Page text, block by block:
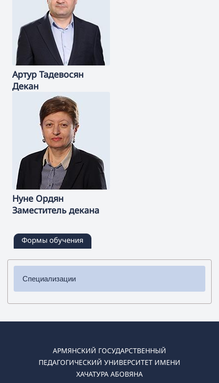
Артур Тадевосян
Декан
Нуне Ордян
Заместитель декана
Формы обучения
Специализации
✔ Бакалавриат
➜ Информатика
➜ Математика-Физика
➜ Математика-Информатика
АРМЯНСКИЙ ГОСУДАРСТВЕННЫЙ
ПЕДАГОГИЧЕСКИЙ УНИВЕРСИТЕТ ИМЕНИ
ХАЧАТУРА АБОВЯНА